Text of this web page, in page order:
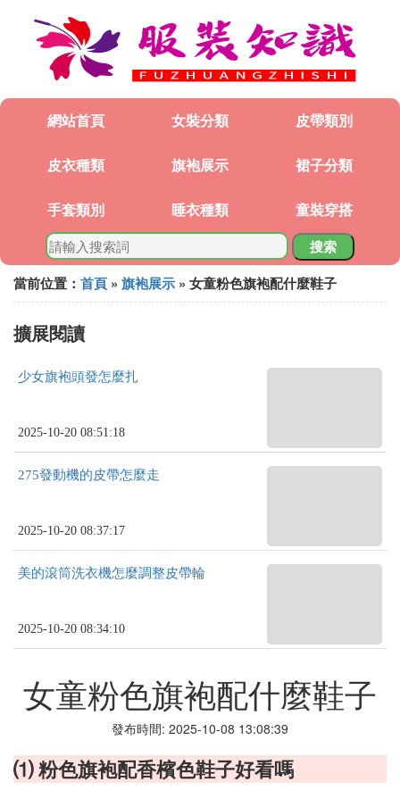
網站首頁 女裝分類 皮帶類別
皮衣種類 旗袍展示 裙子分類
手套類別 睡衣種類 童裝穿搭
搜索
當前位置： 首頁 » 旗袍展示 » 女童粉色旗袍配什麼鞋子
擴展閱讀
少女旗袍頭發怎麼扎
2025-10-20 08:51:18
275發動機的皮帶怎麼走
2025-10-20 08:37:17
美的滾筒洗衣機怎麼調整皮帶輪
2025-10-20 08:34:10
女童粉色旗袍配什麼鞋子
發布時間: 2025-10-08 13:08:39
⑴ 粉色旗袍配香檳色鞋子好看嗎